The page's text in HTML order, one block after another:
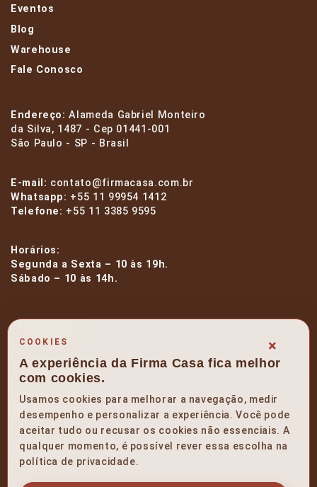
Eventos
Blog
Warehouse
Fale Conosco
Endereço:Alameda Gabriel Monteiro
da Silva, 1487 - Cep 01441-001
São Paulo - SP - Brasil
E-mail: contato@firmacasa.com.br
Whatsapp: +55 11 99954 1412
Telefone: +55 11 3385 9595
Horários:
Segunda a Sexta – 10 às 19h.
Sábado – 10 às 14h.
instagram
linkedin
pinterest
×
COOKIES
A experiência da Firma Casa fica melhor
com cookies.
Usamos cookies para melhorar a navegação, medir
desempenho e personalizar a experiência. Você pode
aceitar tudo ou recusar os cookies não essenciais. A
qualquer momento, é possível rever essa escolha na
política de privacidade.